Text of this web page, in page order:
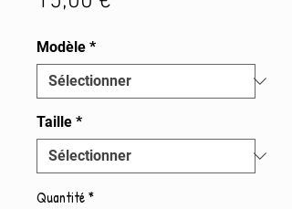
Modèle *
Taille *
Quantité*